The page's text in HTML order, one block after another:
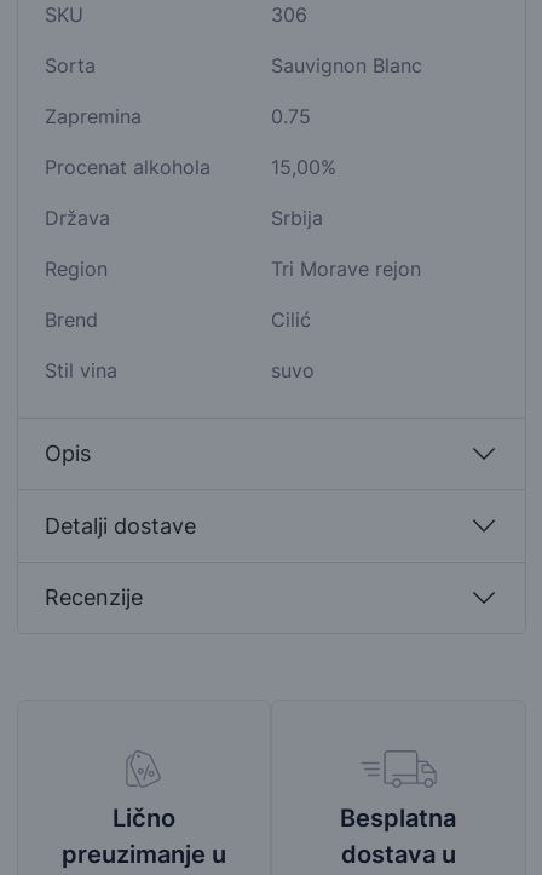
SKU 306
Sorta Sauvignon Blanc
Zapremina 0.75
Procenat alkohola 15,00%
Država Srbija
Region Tri Morave rejon
Brend Cilić
Stil vina suvo
Opis
Detalji dostave
Recenzije
Lično
preuzimanje u
Besplatna
dostava u